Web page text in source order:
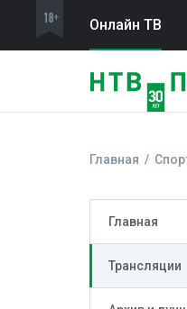
Онлайн ТВ
Главная
Главная
Трансляции